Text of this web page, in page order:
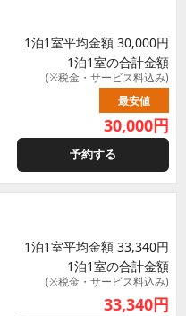
1泊1室平均金額 30,000円
1泊1室の合計金額
(※税金・サービス料込み)
最安値
30,000円
予約する
1泊1室平均金額 33,340円
1泊1室の合計金額
(※税金・サービス料込み)
33,340円